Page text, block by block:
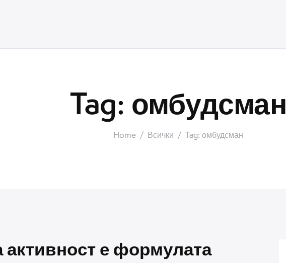
Tag: омбудсман
Home Всички Tag: омбудсман
активност е формулата